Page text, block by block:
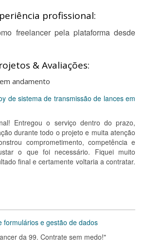
profissional:
freelancer pela plataforma desde
& Avaliações:
andamento
de sistema de transmissão de lances em
Entregou o serviço dentro do prazo,
durante todo o projeto e muita atenção
comprometimento, competência e
o que foi necessário. Fiquei muito
final e certamente voltaria a contratar.
formulários e gestão de dados
da 99. Contrate sem medo!"